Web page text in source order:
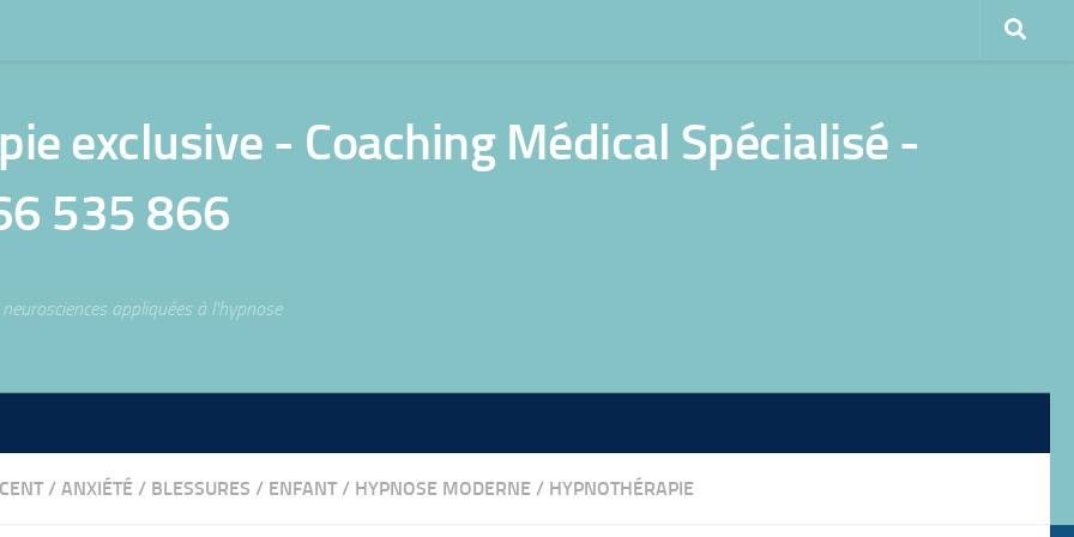
exclusive - Coaching Médical Spécialisé -
535 866
appliquées à l'hypnose
/ ANXIÉTÉ / BLESSURES / ENFANT / HYPNOSE MODERNE / HYPNOTHÉRAPIE